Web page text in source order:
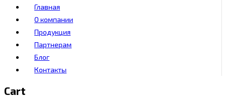
Главная
О компании
Продукция
Партнерам
Блог
Контакты
Cart